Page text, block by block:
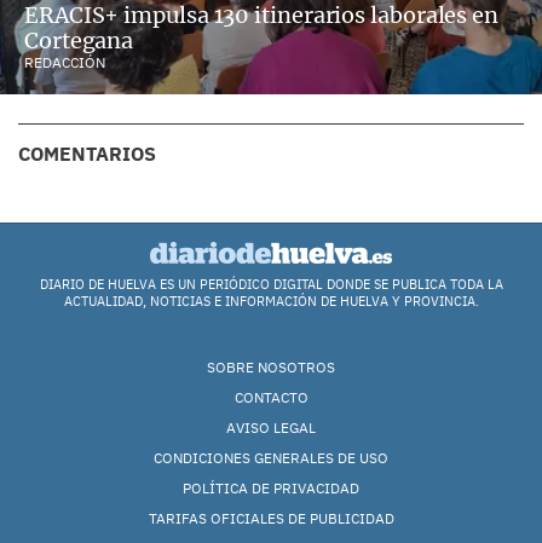
ERACIS+ impulsa 130 itinerarios laborales en
Cortegana
REDACCIÓN
COMENTARIOS
DIARIO DE HUELVA ES UN PERIÓDICO DIGITAL DONDE SE PUBLICA TODA LA
ACTUALIDAD, NOTICIAS E INFORMACIÓN DE HUELVA Y PROVINCIA.
SOBRE NOSOTROS
CONTACTO
AVISO LEGAL
CONDICIONES GENERALES DE USO
POLÍTICA DE PRIVACIDAD
TARIFAS OFICIALES DE PUBLICIDAD